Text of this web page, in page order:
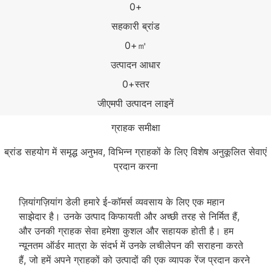
सहकारी ब्रांड
0+
उत्पादन आधार
0+㎡
जीएमपी उत्पादन लाइनें
0+स्तर
ग्राहक समीक्षा
ब्रांड सहयोग में समृद्ध अनुभव, विभिन्न ग्राहकों के लिए विशेष अनुकूलित सेवाएं
प्रदान करना
ज़ियांगज़ियांग डेली हमारे ई-कॉमर्स व्यवसाय के लिए एक महान
साझेदार है। उनके उत्पाद किफायती और अच्छी तरह से निर्मित हैं,
और उनकी ग्राहक सेवा हमेशा कुशल और सहायक होती है। हम
न्यूनतम ऑर्डर मात्रा के संदर्भ में उनके लचीलेपन की सराहना करते
हैं, जो हमें अपने ग्राहकों को उत्पादों की एक व्यापक रेंज प्रदान करने